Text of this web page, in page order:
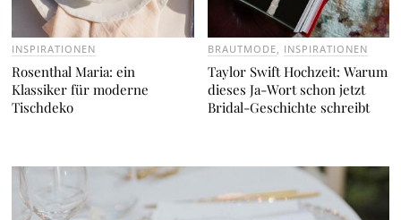
INSPIRATIONEN
Rosenthal Maria: ein
Klassiker für moderne
Tischdeko
BRAUTMODE INSPIRATIONEN
Taylor Swift Hochzeit: Warum
dieses Ja-Wort schon jetzt
Bridal-Geschichte schreibt